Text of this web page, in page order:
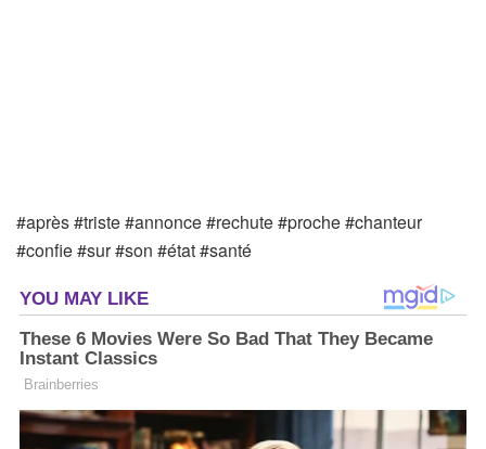
#après #triste #annonce #rechute #proche #chanteur
#confie #sur #son #état #santé